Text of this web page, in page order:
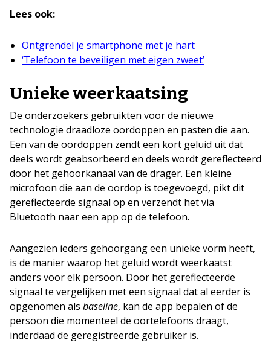
Lees ook:
Ontgrendel je smartphone met je hart
‘Telefoon te beveiligen met eigen zweet’
Unieke weerkaatsing
De onderzoekers gebruikten voor de nieuwe
technologie draadloze oordoppen en pasten die aan.
Een van de oordoppen zendt een kort geluid uit dat
deels wordt geabsorbeerd en deels wordt gereflecteerd
door het gehoorkanaal van de drager. Een kleine
microfoon die aan de oordop is toegevoegd, pikt dit
gereflecteerde signaal op en verzendt het via
Bluetooth naar een app op de telefoon.
Aangezien ieders gehoorgang een unieke vorm heeft,
is de manier waarop het geluid wordt weerkaatst
anders voor elk persoon. Door het gereflecteerde
signaal te vergelijken met een signaal dat al eerder is
opgenomen als baseline, kan de app bepalen of de
persoon die momenteel de oortelefoons draagt,
inderdaad de geregistreerde gebruiker is.